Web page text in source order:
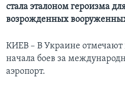
стала эталоном героизма
возрожденных
КИЕВ – В Украине
начала боев за
аэропорт.